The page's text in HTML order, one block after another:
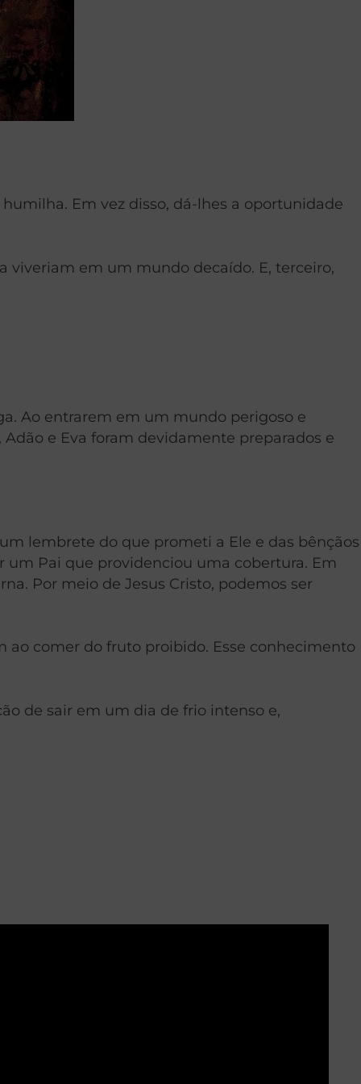
Em vez disso, dá-lhes a oportunidade
viveriam em um mundo decaído. E, terceiro,
Ao entrarem em um mundo perigoso e
e Eva foram devidamente preparados e
lembrete do que prometi a Ele e das bênçãos
Pai que providenciou uma cobertura. Em
Por meio de Jesus Cristo, podemos ser
ao comer do fruto proibido. Esse conhecimento
de sair em um dia de frio intenso e,